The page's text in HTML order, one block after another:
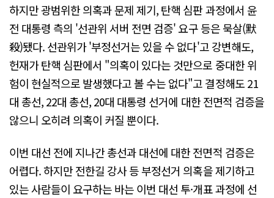
하지만 광범위한 의혹과 문제 제기, 탄핵 심판 과정에서 윤
전 대통령 측의 '선관위 서버 전면 검증' 요구 등은 묵살(默
殺)됐다. 선관위가 '부정선거는 있을 수 없다'고 강변해도,
헌재가 탄핵 심판에서 "의혹이 있다는 것만으로 중대한 위
험이 현실적으로 발생했다고 볼 수는 없다"고 결정해도 21
대 총선, 22대 총선, 20대 대통령 선거에 대한 전면적 검증을
않으니 오히려 의혹이 커질 뿐이다.
이번 대선 전에 지나간 총선과 대선에 대한 전면적 검증은
어렵다. 하지만 전한길 강사 등 부정선거 의혹을 제기하고
있는 사람들이 요구하는 바는 이번 대선 투·개표 과정에 선